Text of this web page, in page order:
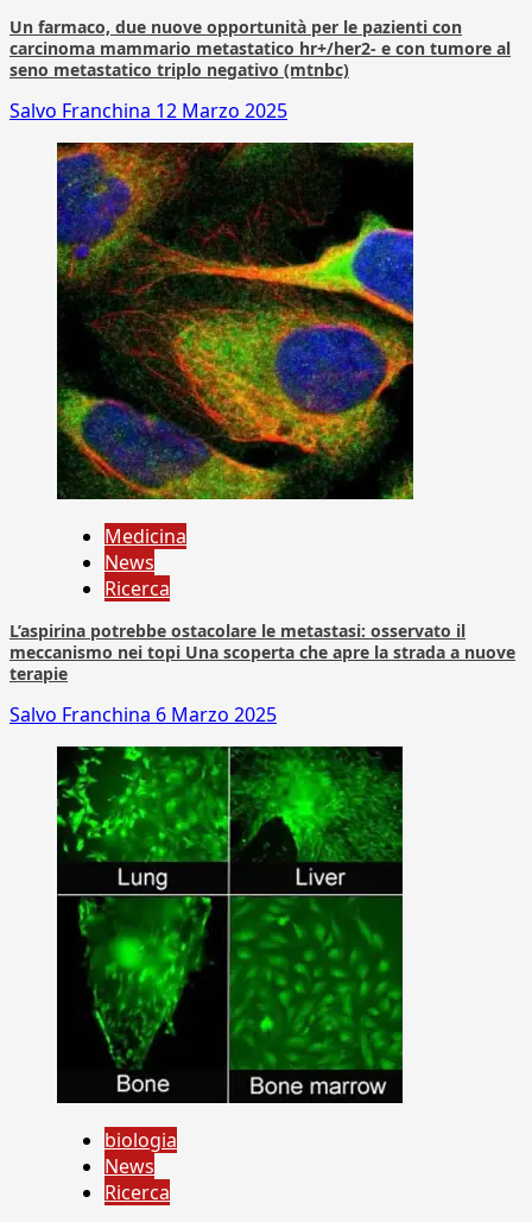
Un farmaco, due nuove opportunità per le pazienti con
carcinoma mammario metastatico hr+/her2- e con tumore al
seno metastatico triplo negativo (mtnbc)
Salvo Franchina 12 Marzo 2025
Medicina
News
Ricerca
L’aspirina potrebbe ostacolare le metastasi: osservato il
meccanismo nei topi Una scoperta che apre la strada a nuove
terapie
Salvo Franchina 6 Marzo 2025
biologia
News
Ricerca